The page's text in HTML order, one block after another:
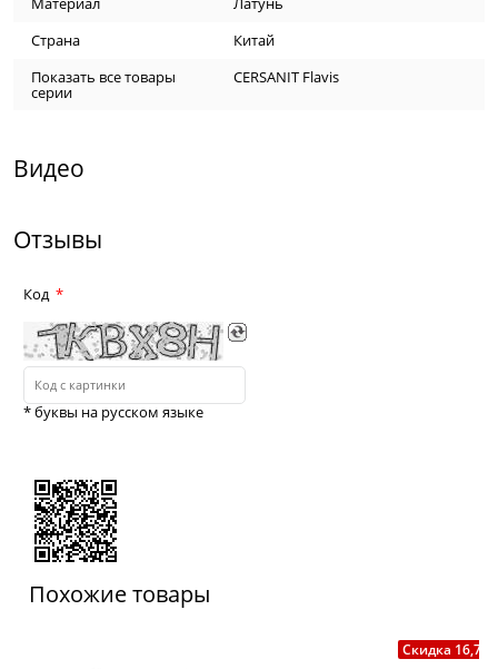
Страна
Китай
Показать все товары
серии
CERSANIT Flavis
Видео
Отзывы
Код
* буквы на русском языке
Похожие товары
Скидка